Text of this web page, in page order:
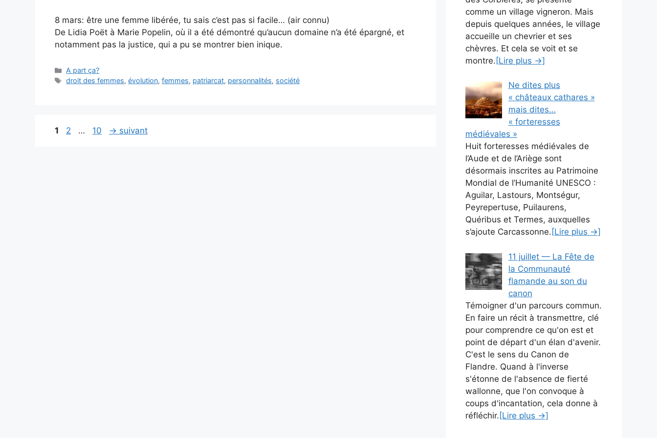
8 mars: être une femme libérée, tu sais c’est pas si facile… (air connu)
De Lidia Poët à Marie Popelin, où il a été démontré qu’aucun domaine n’a été épargné, et
notamment pas la justice, qui a pu se montrer bien inique.
Catégories
A part ça?
Étiquettes
droit des femmes,évolution,femmes, patriarcat, personnalités, société
Page
1 Page
2 … Page
10 → suivant
comme un village vigneron. Mais
depuis quelques années, le village
accueille un chevrier et ses
chèvres. Et cela se voit et se
montre. [Lire plus →]
Ne dites plus
« châteaux cathares »
mais dites…
« forteresses
médiévales »
Huit forteresses médiévales de
l’Aude et de l’Ariège sont
désormais inscrites au Patrimoine
Mondial de l’Humanité UNESCO :
Aguilar, Lastours, Montségur,
Peyrepertuse, Puilaurens,
Quéribus et Termes, auxquelles
s’ajoute Carcassonne. [Lire plus →]
11 juillet — La Fête de
la Communauté
flamande au son du
canon
Témoigner d'un parcours commun.
En faire un récit à transmettre, clé
pour comprendre ce qu'on est et
point de départ d'un élan d'avenir.
C'est le sens du Canon de
Flandre. Quand à l'inverse
s'étonne de l'absence de fierté
wallonne, que l'on convoque à
coups d'incantation, cela donne à
réfléchir. [Lire plus →]